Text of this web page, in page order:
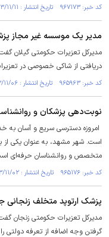
کد خبر: ۹۶۷۱۷۳ تاریخ انتشار : ۱۴۰۳/۱۱/۱۱
مدیر یک موسسه غیر مجاز
مدیرکل تعزیرات حکومتی گیلان
دریافتی از شاکی خصوصی در
کد خبر: ۹۶۵۹۶۳ تاریخ انتشار : ۱۴۰۳/۱۱/۰۶
نوبت‌دهی پزشکان و
امروزه دسترسی سریع و آسان به
است. شهر مشهد، به عنوان یکی از
متخصص و روانشناسان حرفه‌ای
کد خبر: ۹۶۵۱۷۶ تاریخ انتشار : ۱۴۰۳/۱۱/۰۲
پزشک ارتوپد متخلف زنجانی
مدیرکل تعزیرات حکومتی زنجان
گرفتن وجه اضافه از تعرفه دولتی